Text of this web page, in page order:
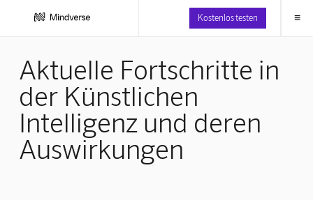
Kostenlos testen ≡
Aktuelle Fortschritte in
der Künstlichen
Intelligenz und deren
Auswirkungen